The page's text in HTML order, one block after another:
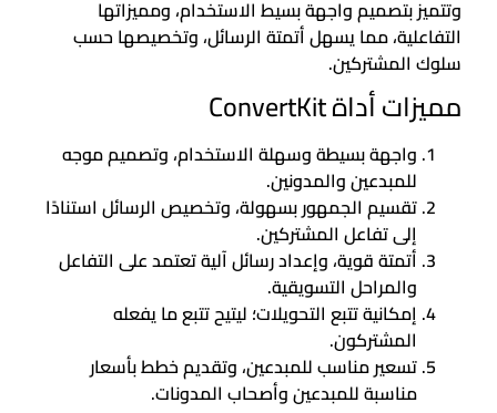
وتتميز بتصميم واجهة بسيط الاستخدام، ومميزاتها
التفاعلية، مما يسهل أتمتة الرسائل، وتخصيصها حسب
سلوك المشتركين.
مميزات أداة ConvertKit
واجهة بسيطة وسهلة الاستخدام، وتصميم موجه
للمبدعين والمدونين.
تقسيم الجمهور بسهولة، وتخصيص الرسائل استنادًا
إلى تفاعل المشتركين.
أتمتة قوية، وإعداد رسائل آلية تعتمد على التفاعل
والمراحل التسويقية.
إمكانية تتبع التحويلات؛ ليتيح تتبع ما يفعله
المشتركون.
تسعير مناسب للمبدعين، وتقديم خطط بأسعار
مناسبة للمبدعين وأصحاب المدونات.